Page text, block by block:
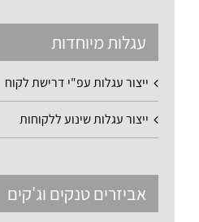
עגלות מיוחדות
ייצור עגלות עפ"י דרישת לקוח
ייצור עגלות שינוע ללקוחות
אביזרים טנקים וג'קים